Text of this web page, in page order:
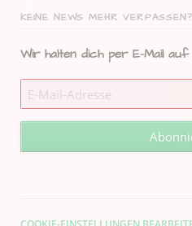
mehr
Ausflug
den
Amerika-
Tierpark
Limbach-
Oberfrohna
KEINE NEWS MEHR VERPASSEN?
Wir halten dich per E-Mail
Mail-